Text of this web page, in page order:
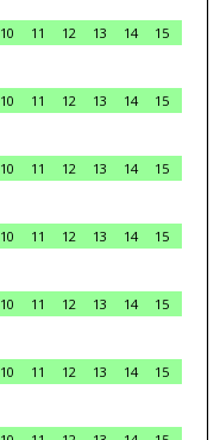
10 11 12 13 14
15
10 11 12 13 14
15
10 11 12 13 14
15
10 11 12 13 14
15
10 11 12 13 14
15
10 11 12 13 14
15